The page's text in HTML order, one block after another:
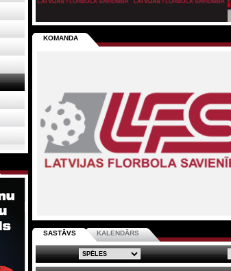
KOMANDA
SASTĀVS KALENDĀRS